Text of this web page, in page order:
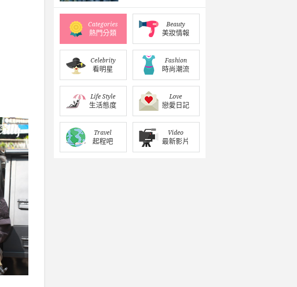
Categories
熱門分類
Beauty
美妝情報
Celebrity
看明星
Fashion
時尚潮流
Life Style
生活態度
Love
戀愛日記
Travel
起程吧
Video
最新影片